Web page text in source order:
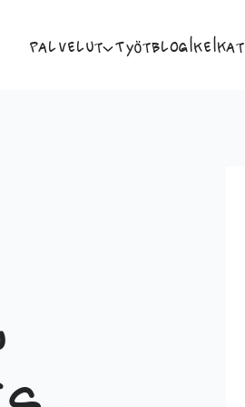
Palvelut TyötBlogiKeikat